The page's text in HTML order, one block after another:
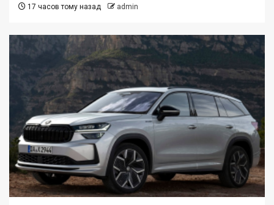
17 часов тому назад admin